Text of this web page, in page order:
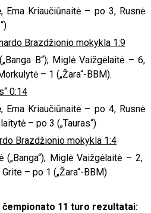
Ema Kriaučiūnaitė – po 3, Rusnė
Brazdžionio mokykla 1:9
B“); Miglė Vaižgėlaitė – 6,
– 1 („Žara“-BBM).
0:14
Ema Kriaučiūnaitė – po 4, Rusnė
– po 3 („Tauras“)
Brazdžionio mokykla 1:4
(„Banga“); Miglė Vaižgėlaitė – 2,
– po 1 („Žara“-BBM)
11 turo rezultatai: